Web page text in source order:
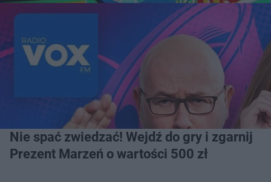
Nie spać zwiedzać! Wejdź do gry i zgarnij
Prezent Marzeń o wartości 500 zł